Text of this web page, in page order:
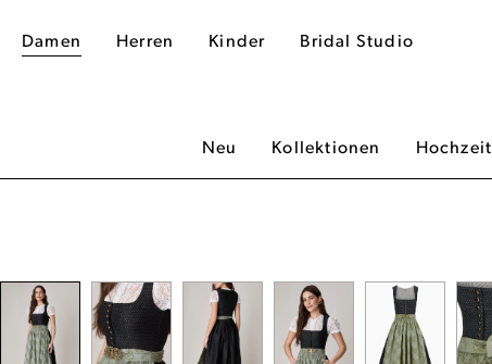
Damen Herren Kinder Bridal Studio
Neu Kollektionen Hochzeit